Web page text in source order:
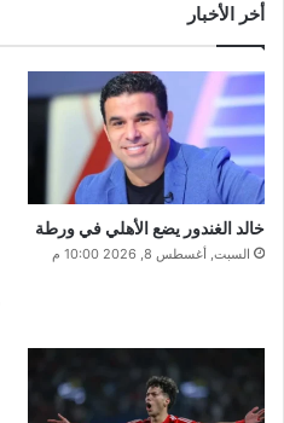
أخر الأخبار
خالد الغندور يضع الأهلي في ورطة
السبت, أغسطس 8, 2026 10:00 م